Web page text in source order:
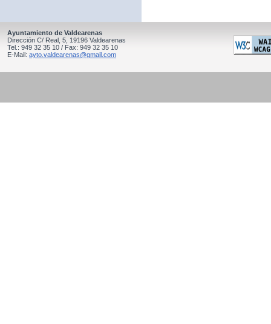
Ayuntamiento de Valdearenas
Dirección C/ Real, 5, 19196 Valdearenas
Tel.: 949 32 35 10 / Fax: 949 32 35 10
E-Mail: ayto.valdearenas@gmail.com